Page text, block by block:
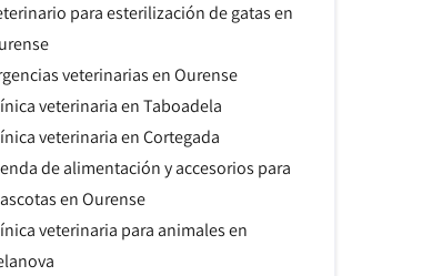
para esterilización de gatas en
veterinarias en Ourense
veterinaria en Taboadela
veterinaria en Cortegada
de alimentación y accesorios para
en Ourense
veterinaria para animales en